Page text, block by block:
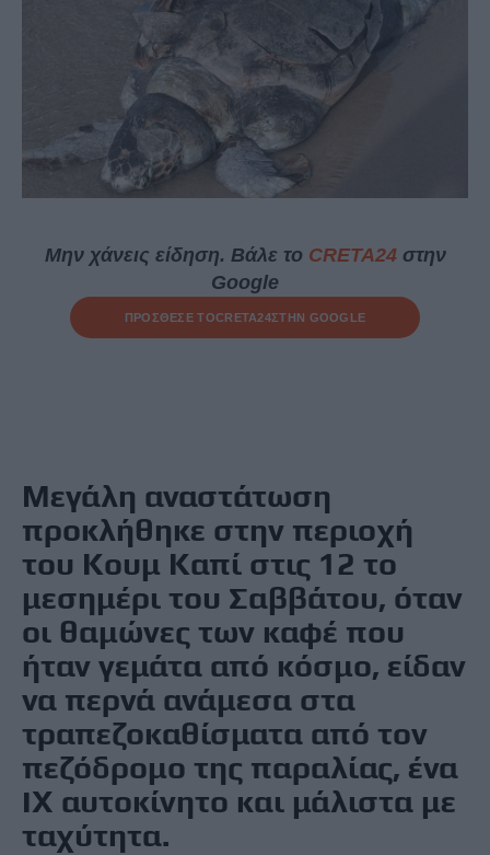
Μην χάνεις είδηση. Βάλε το CRETA24στην
Google
ΠΡΟΣΘΕΣΕ ΤΟCRETA24ΣΤΗΝ GOOGLE
Μεγάλη αναστάτωση
προκλήθηκε στην περιοχή
του Κουμ Καπί στις 12 το
μεσημέρι του Σαββάτου, όταν
οι θαμώνες των καφέ που
ήταν γεμάτα από κόσμο, είδαν
να περνά ανάμεσα στα
τραπεζοκαθίσματα από τον
πεζόδρομο της παραλίας, ένα
ΙΧ αυτοκίνητο και μάλιστα με
ταχύτητα.